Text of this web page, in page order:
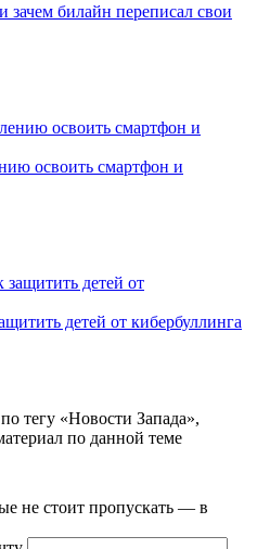
зачем билайн переписал свои
освоить смартфон и
детей от кибербуллинга
тегу «Новости Запада»,
по данной теме
не стоит пропускать — в